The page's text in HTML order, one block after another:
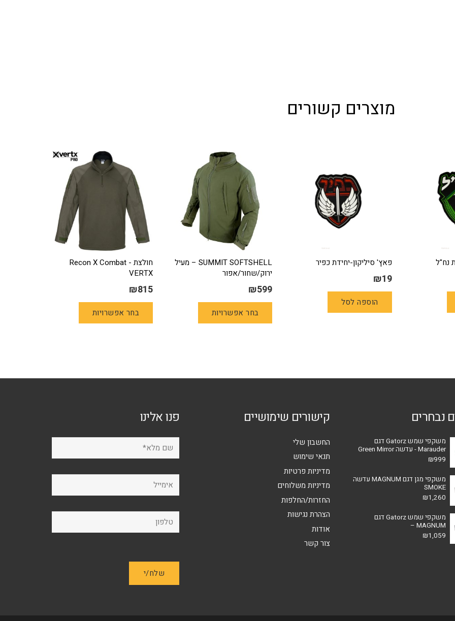
מוצרים קשורים
נח"ל פאץ' סיליקון-יחידת כפיר
₪19
הוספה לסל
SUMMIT SOFTSHELL – מעיל
ירוק/שחור/אפור
₪599
בחר אפשרויות
לבחור
בעמוד
חולצת Recon X Combat -
VERTX
₪815
בחר אפשרויות
לבחור
נבחרים
משקפי שמש Gatorz דגם
Marauder - עדשה Green Mirror
₪999
משקפי מגן דגם MAGNUM עדשה
SMOKE
₪1,260
משקפי שמש Gatorz דגם
MAGNUM –
₪1,059
קישורים שימושיים
החשבון שלי
תנאי שימוש
מדיניות פרטיות
מדיניות משלוחים
החזרות/החלפות
הצהרת נגישות
אודות
צור קשר
פנו אלינו